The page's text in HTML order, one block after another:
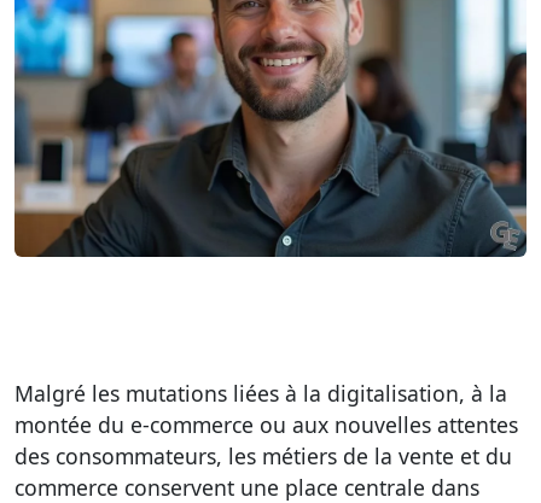
Malgré les mutations liées à la digitalisation, à la
montée du e-commerce ou aux nouvelles attentes
des consommateurs, les métiers de la vente et du
commerce conservent une place centrale dans